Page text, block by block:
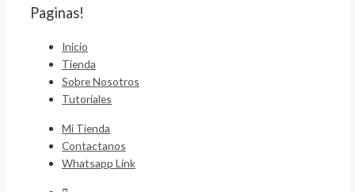
Paginas!
Inicio
Tienda
Sobre Nosotros
Tutoriales
Mi Tienda
Contactanos
Whatsapp Link